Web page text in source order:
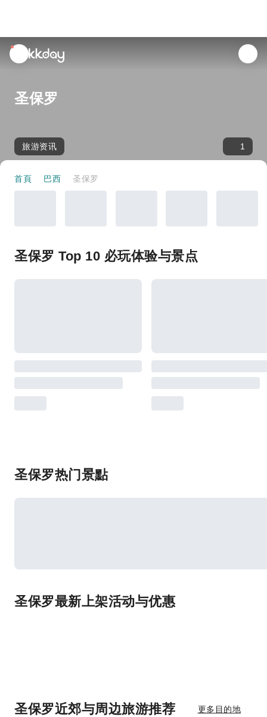
unread
notifications
圣保罗
旅游资讯 1
首頁 巴西 圣保罗
圣保罗 Top 10 必玩体验与景点
圣保罗热门景點
圣保罗最新上架活动与优惠
圣保罗近郊与周边旅游推荐 更多目的地